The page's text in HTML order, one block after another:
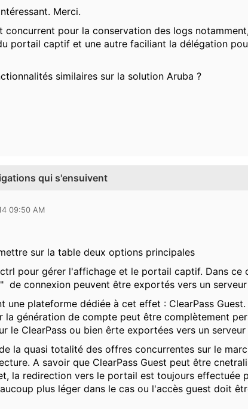
Merci.
concurrent pour la conservation des logs
portail captif et une autre faciliant la délégation
similaires sur la solution Aruba ?
qui s'ensuivent
09:50 AM
sur la table deux options principales
pour gérer l'affichage et le portail captif. Dans ce
de connexion peuvent être exportés vers un
une plateforme dédiée à cet effet : ClearPass
la génération de compte peut être complètement
le ClearPass ou bien êrte exportées vers un serveur
la quasi totalité des offres concurrentes sur le
A savoir que ClearPass Guest peut être
la redirection vers le portail est toujours effectuée
plus léger dans le cas ou l'accès guest doit